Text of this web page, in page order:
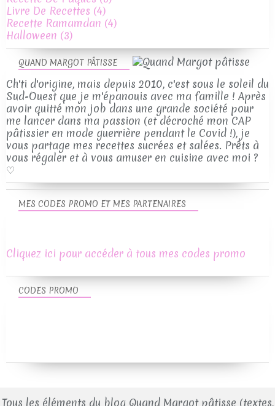
QUAND MARGOT PÂTISSE
Ch'ti d'origine, mais depuis 2010, c'est sous le soleil du
Sud-Ouest que je m'épanouis avec ma famille ! Après
avoir quitté mon job dans une grande société pour
me lancer dans ma passion (et décroché mon CAP
pâtissier en mode guerrière pendant le Covid !), je
vous partage mes recettes sucrées et salées. Prêts à
vous régaler et à vous amuser en cuisine avec moi ?
♡
Livre De Recettes (4)
Recette Ramamdan (4)
Halloween (3)
CODES PROMO
MES CODES PROMO ET MES PARTENAIRES
Cliquez ici pour accéder à tous mes codes promo
Tous les éléments du blog Quand Margot pâtisse (textes,